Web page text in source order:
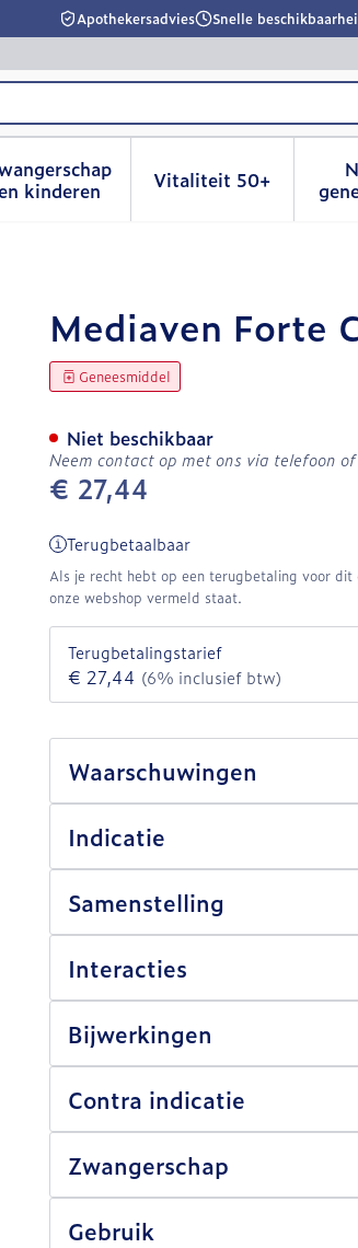
Apothekersadvies Snelle
en hygiëne categorie
voor Dieet, voeding en vitamines
kinderen
Toon submenu voor
Vitaliteit 50+Toon submenu
Mediaven Forte
Geneesmiddel
€ 27,44
Terugbetaalbaar
Als je recht hebt op een terugbetaling voor
onze webshop vermeld staat.
Terugbetalingstarief
€ 27,44 (6% inclusief btw)
Niet beschikbaar
Neem contact op met ons via telefoon
Waarschuwingen
Indicatie
Samenstelling
Interacties
Bijwerkingen
Contra indicatie
Zwangerschap
Gebruik